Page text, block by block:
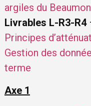
argiles du
Livrables L-R3-R4
Principes
Gestion des
terme
Axe 1